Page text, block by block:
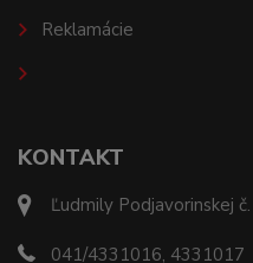
KONTAKT
Ľudmily Podjavorinskej
041/4331016, 4331017
Reklamácie